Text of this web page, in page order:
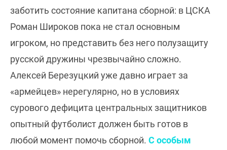
заботить состояние капитана сборной: в ЦСКА
Роман Широков пока не стал основным
игроком, но представить без него полузащиту
русской дружины чрезвычайно сложно.
Алексей Березуцкий уже давно играет за
«армейцев» нерегулярно, но в условиях
сурового дефицита центральных защитников
опытный футболист должен быть готов в
любой момент помочь сборной. С особым